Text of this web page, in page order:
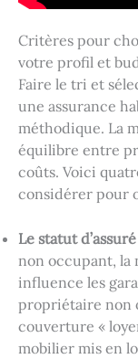
Critères pour
votre profil et
Faire le tri et
une assurance
méthodique. La
équilibre entre
coûts. Voici
considérer pour
Le statut d’assuré
non occupant, la
influence les
propriétaire non
couverture «
mobilier mis en